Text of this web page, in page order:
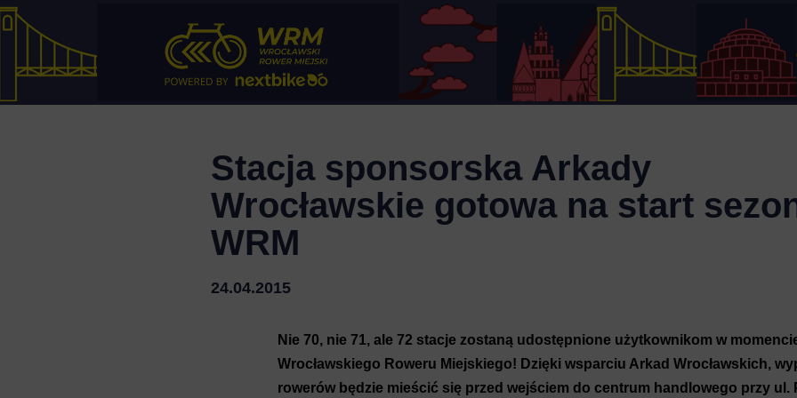
Stacja sponsorska Arkady
Wrocławskie gotowa na start
WRM
24.04.2015
Nie 70, nie 71, ale 72 stacje zostaną udostępnione użytkownikom w
Wrocławskiego Roweru Miejskiego! Dzięki wsparciu Arkad Wrocławskich,
rowerów będzie mieścić się przed wejściem do centrum handlowego przy ul.